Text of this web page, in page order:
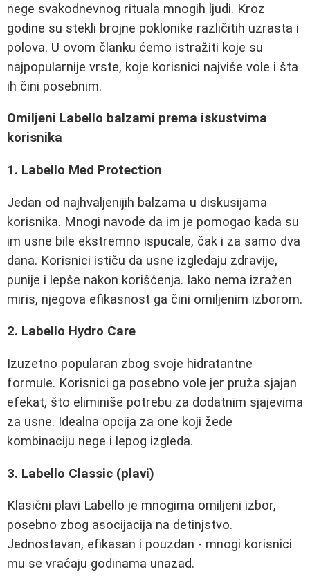
nege svakodnevnog rituala mnogih ljudi. Kroz
godine su stekli brojne poklonike različitih uzrasta i
polova. U ovom članku ćemo istražiti koje su
najpopularnije vrste, koje korisnici najviše vole i šta
ih čini posebnim.
Omiljeni Labello balzami prema iskustvima
korisnika
1. Labello Med Protection
Jedan od najhvaljenijih balzama u diskusijama
korisnika. Mnogi navode da im je pomogao kada su
im usne bile ekstremno ispucale, čak i za samo dva
dana. Korisnici ističu da usne izgledaju zdravije,
punije i lepše nakon korišćenja. Iako nema izražen
miris, njegova efikasnost ga čini omiljenim izborom.
2. Labello Hydro Care
Izuzetno popularan zbog svoje hidratantne
formule. Korisnici ga posebno vole jer pruža sjajan
efekat, što eliminiše potrebu za dodatnim sjajevima
za usne. Idealna opcija za one koji žede
kombinaciju nege i lepog izgleda.
3. Labello Classic (plavi)
Klasični plavi Labello je mnogima omiljeni izbor,
posebno zbog asocijacija na detinjstvo.
Jednostavan, efikasan i pouzdan - mnogi korisnici
mu se vraćaju godinama unazad.